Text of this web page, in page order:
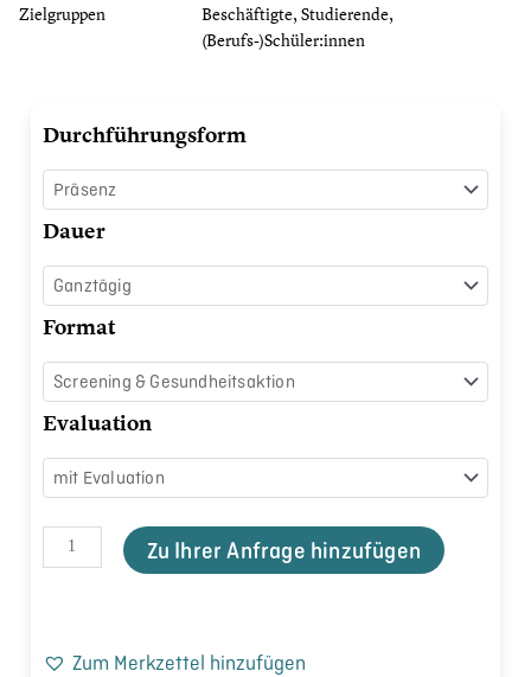
Zielgruppen
Beschäftigte, Studierende,
(Berufs-)Schüler:innen
Durchführungsform
Dauer
Format
Evaluation
Biody
Menge
Zu Ihrer Anfrage hinzufügen
Zum Merkzettel hinzufügen